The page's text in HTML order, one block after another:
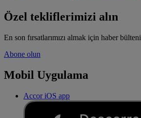
Özel tekliflerimizi alın
En son fırsatlarımızı almak için haber
Abone olun
Mobil Uygulama
Accor iOS app